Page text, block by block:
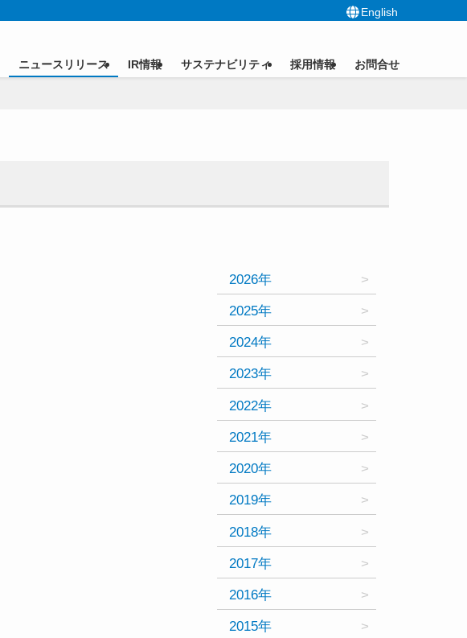
English
ニュースリリース IR情報 サステナビリティ 採用情報 お問合せ
2026年
2025年
2024年
2023年
2022年
2021年
2020年
2019年
2018年
2017年
2016年
2015年